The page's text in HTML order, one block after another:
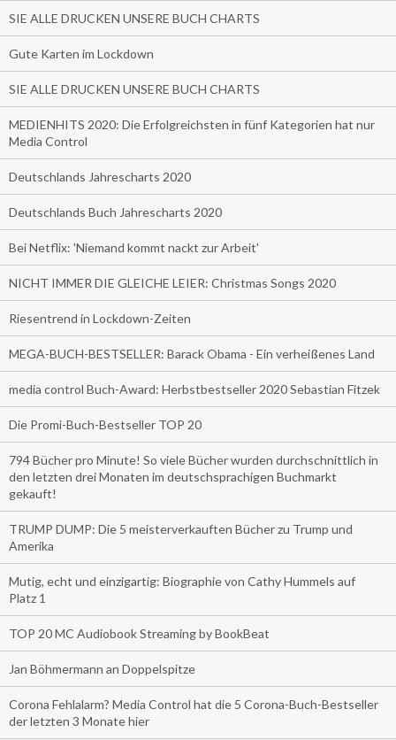
SIE ALLE DRUCKEN UNSERE BUCH CHARTS
Gute Karten im Lockdown
SIE ALLE DRUCKEN UNSERE BUCH CHARTS
MEDIENHITS 2020: Die Erfolgreichsten in fünf Kategorien hat nur
Media Control
Deutschlands Jahrescharts 2020
Deutschlands Buch Jahrescharts 2020
Bei Netflix: 'Niemand kommt nackt zur Arbeit'
NICHT IMMER DIE GLEICHE LEIER: Christmas Songs 2020
Riesentrend in Lockdown-Zeiten
MEGA-BUCH-BESTSELLER: Barack Obama - Ein verheißenes Land
media control Buch-Award: Herbstbestseller 2020 Sebastian Fitzek
Die Promi-Buch-Bestseller TOP 20
794 Bücher pro Minute! So viele Bücher wurden durchschnittlich in
den letzten drei Monaten im deutschsprachigen Buchmarkt
gekauft!
TRUMP DUMP: Die 5 meisterverkauften Bücher zu Trump und
Amerika
Mutig, echt und einzigartig: Biographie von Cathy Hummels auf
Platz 1
TOP 20 MC Audiobook Streaming by BookBeat
Jan Böhmermann an Doppelspitze
Corona Fehlalarm? Media Control hat die 5 Corona-Buch-Bestseller
der letzten 3 Monate hier